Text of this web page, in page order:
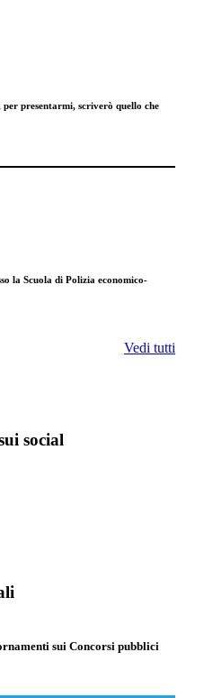
per presentarmi, scriverò quello che
la Scuola di Polizia economico-
Vedi tutti
social
sui Concorsi pubblici